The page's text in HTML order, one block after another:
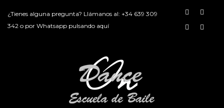
¿Tienes alguna pregunta? Llámanos al: +34 639 309
342 o por Whatsapp pulsando aquí